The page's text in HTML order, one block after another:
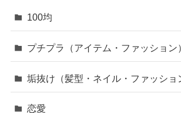
100均
プチプラ（アイテム・ファッション
垢抜け（髪型・ネイル・ファッショ
恋愛